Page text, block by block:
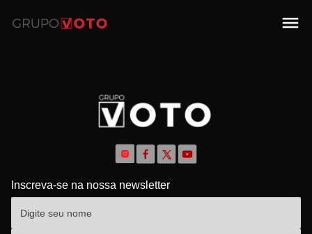
Inscreva-se na nossa newsletter